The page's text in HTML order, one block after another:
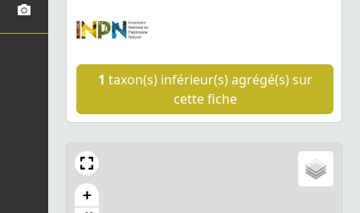
1 taxon(s) inférieur(s) agrégé(s) sur
cette fiche
+